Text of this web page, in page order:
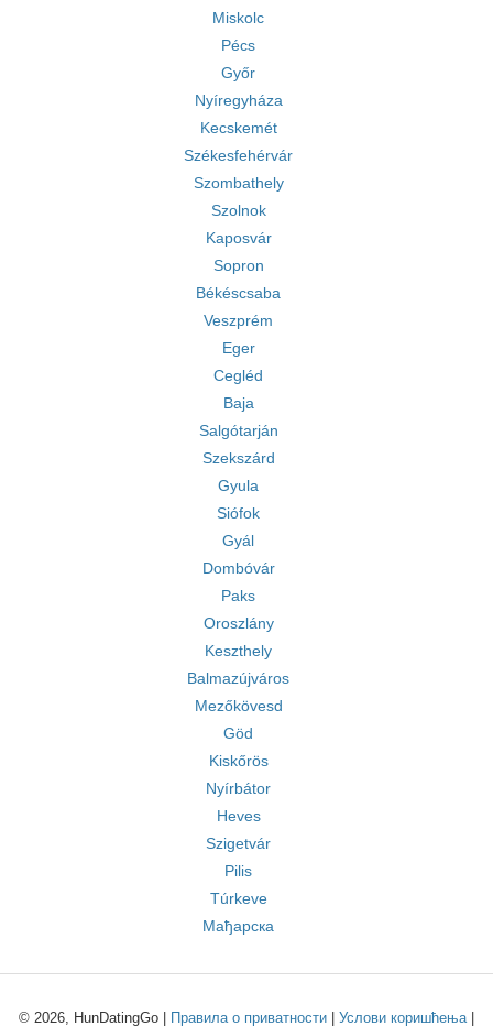
Miskolc
Pécs
Győr
Nyíregyháza
Kecskemét
Székesfehérvár
Szombathely
Szolnok
Kaposvár
Sopron
Békéscsaba
Veszprém
Eger
Cegléd
Baja
Salgótarján
Szekszárd
Gyula
Siófok
Gyál
Dombóvár
Paks
Oroszlány
Keszthely
Balmazújváros
Mezőkövesd
Göd
Kiskőrös
Nyírbátor
Heves
Szigetvár
Pilis
Túrkeve
Мађарска
© 2026, HunDatingGo | Правила о приватности Услови коришћења|